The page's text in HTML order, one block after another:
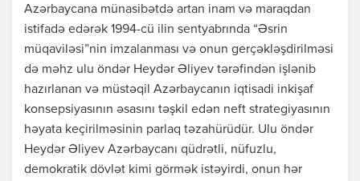
Azərbaycana münasibətdə artan inam və maraqdan
istifadə edərək 1994-cü ilin sentyabrında “Əsrin
müqaviləsi”nin imzalanması və onun gerçəkləşdirilməsi
də məhz ulu öndər Heydər Əliyev tərəfindən işlənib
hazırlanan və müstəqil Azərbaycanın iqtisadi inkişaf
konsepsiyasının əsasını təşkil edən neft strategiyasının
həyata keçirilməsinin parlaq təzahürüdür. Ulu öndər
Heydər Əliyev Azərbaycanı qüdrətli, nüfuzlu,
demokratik dövlət kimi görmək istəyirdi, onun hər